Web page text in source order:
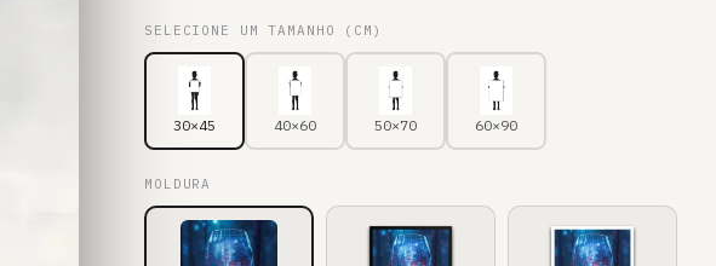
SELECIONE UM TAMANHO (CM)
30×45 40×60 50×70 60×90
MOLDURA